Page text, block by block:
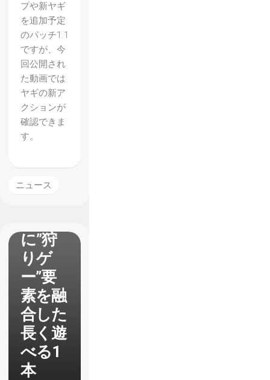
プや新ヤギ
を追加予定
のパッチ1.1
ですが、今
回公開され
た動画では
ヤギの新ア
クションが
確認できま
す。
ニュース
【Mer
cenary
Kings
】レビ
ュー
めちゃ
くちゃ
動くド
ット絵
の2D
に”狩
りゲ
ー”要
素を融
合した
長く遊
べる1
本